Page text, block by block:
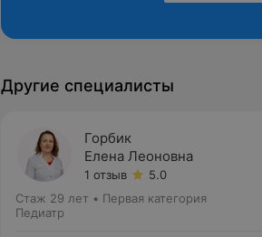
Другие специалисты
Горбик
Елена Леоновна
1 отзыв
5.0
Стаж 29 лет • Первая категория
Педиатр